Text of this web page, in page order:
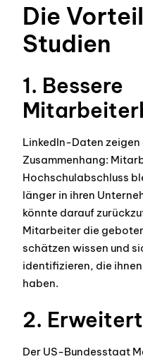
Die
Studien
1. Bessere
LinkedIn-Daten
Zusammenhang:
Hochschulabschluss
länger in ihren
könnte darauf
Mitarbeiter die
schätzen wissen und
identifizieren, die
haben.
2.
Der US-Bundesstaat